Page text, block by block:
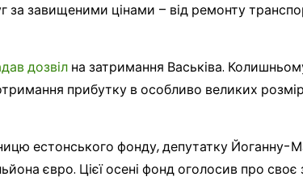
завищеними цінами – від ремонту
дозвілна затримання Васьківа.
прибутку в особливо великих
естонського фонду, депутатку Йоганну-
євро. Цієї осені фонд оголосив про своє